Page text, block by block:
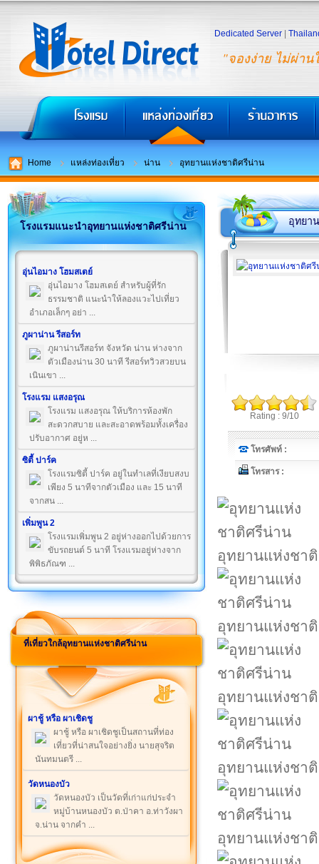
"จองง่าย ไม่ผ่าน
Dedicated Server
Home แหล่งท่องเที่ยว น่าน อุทยานแห่งชาติศรีน่าน
โรงแรมแนะนำอุทยานแห่งชาติศรีน่าน
อุ่นไอมาง โฮมสเตย์
อุ่นไอมาง โฮมสเตย์ สำหรับผู้ที่รัก
ธรรมชาติ แนะนำให้ลองแวะไปเที่ยว
อำเภอเล็กๆ อย่า ...
ภูผาน่าน รีสอร์ท
ภูผาน่านรีสอร์ท จังหวัด น่าน ห่างจาก
ตัวเมืองน่าน 30 นาที รีสอร์ทวิวสวยบน
เนินเขา ...
โรงแรม แสงอรุณ
โรงแรม แสงอรุณ ให้บริการห้องพัก
สะดวกสบาย และสะอาดพร้อมทั้งเครื่อง
ปรับอากาศ อยู่ห ...
ซิตี้ ปาร์ค
โรงแรมซิตี้ ปาร์ค อยู่ในทำเลที่เงียบสงบ
เพียง 5 นาทีจากตัวเมือง และ 15 นาที
จากสน ...
เพิ่มพูน 2
โรงแรมเพิ่มพูน 2 อยู่ห่างออกไปด้วยการ
ขับรถยนต์ 5 นาที โรงแรมอยู่ห่างจาก
พิพิธภัณฑ ...
ที่เที่ยวใกล้อุทยานแห่งชาติศรีน่าน
ผาชู้ หรือ ผาเชิดชู
ผาชู้ หรือ ผาเชิดชูเป็นสถานที่ท่อง
เที่ยวที่น่าสนใจอย่างยิ่ง นายสุจริต
นันทมนตรี ...
วัดหนองบัว
วัดหนองบัว เป็นวัดที่เก่าแก่ประจำ
หมู่บ้านหนองบัว ต.ป่าคา อ.ท่าวังผา
จ.น่าน จากคำ ...
อุทยา
Rating : 9/10
โทรศัพท์ :
โทรสาร :
อุทยานแห่งชา
อุทยานแห่งชา
อุทยานแห่งชา
อุทยานแห่งชา
อุทยานแห่งชา